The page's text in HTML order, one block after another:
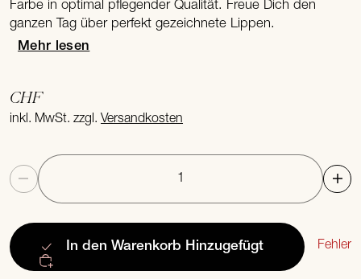
Farbe in optimal pflegender Qualität. Freue Dich den
ganzen Tag über perfekt gezeichnete Lippen.
Mehr lesen
CHF
inkl. MwSt. zzgl.Versandkosten
Anzahl
In den Warenkorb Hinzugefügt Fehler